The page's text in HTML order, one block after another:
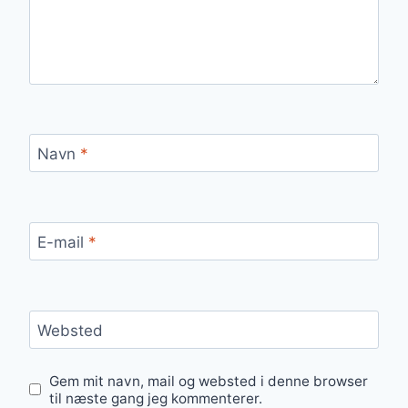
Navn *
E-mail *
Websted
Gem mit navn, mail og websted i denne browser
til næste gang jeg kommenterer.